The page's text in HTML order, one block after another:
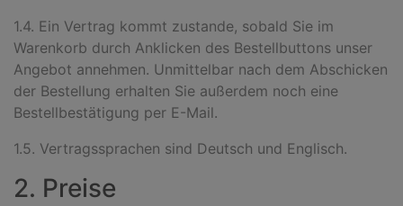
1.4. Ein Vertrag kommt zustande, sobald Sie im
Warenkorb durch Anklicken des Bestellbuttons unser
Angebot annehmen. Unmittelbar nach dem Abschicken
der Bestellung erhalten Sie außerdem noch eine
Bestellbestätigung per E-Mail.
1.5. Vertragssprachen sind Deutsch und Englisch.
2. Preise